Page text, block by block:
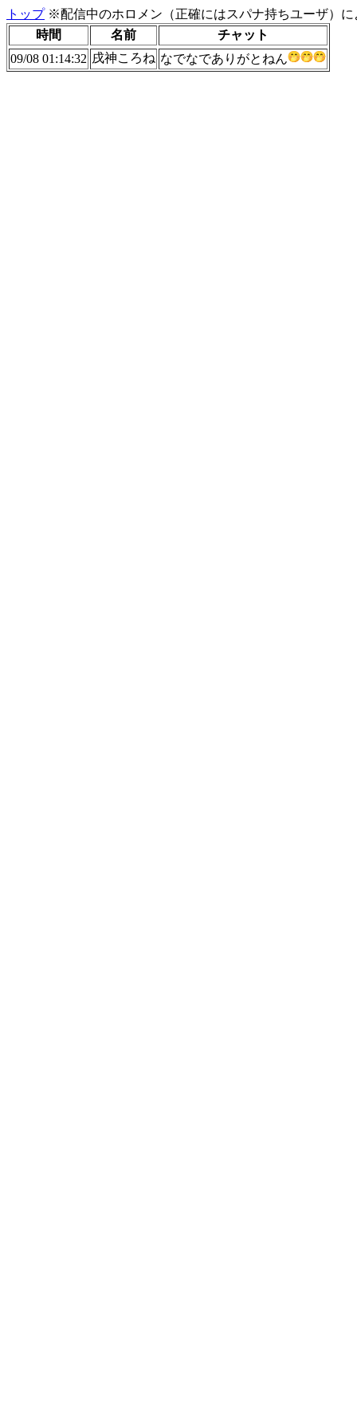
トップ※配信中のホロメン（正確にはスパナ持ちユーザ）
時間
名前
チャット
09/08 01:14:32 戌神ころね なでなでありがとねん